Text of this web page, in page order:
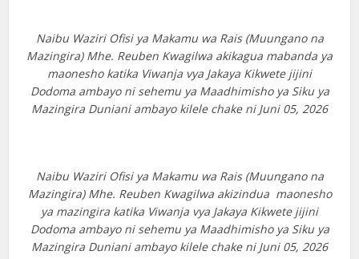
Naibu Waziri Ofisi ya Makamu wa Rais (Muungano na
Mazingira) Mhe. Reuben Kwagilwa akikagua mabanda ya
maonesho katika Viwanja vya Jakaya Kikwete jijini
Dodoma ambayo ni sehemu ya Maadhimisho ya Siku ya
Mazingira Duniani ambayo kilele chake ni Juni 05, 2026
Naibu Waziri Ofisi ya Makamu wa Rais (Muungano na
Mazingira) Mhe. Reuben Kwagilwa akizindua maonesho
ya mazingira katika Viwanja vya Jakaya Kikwete jijini
Dodoma ambayo ni sehemu ya Maadhimisho ya Siku ya
Mazingira Duniani ambayo kilele chake ni Juni 05, 2026